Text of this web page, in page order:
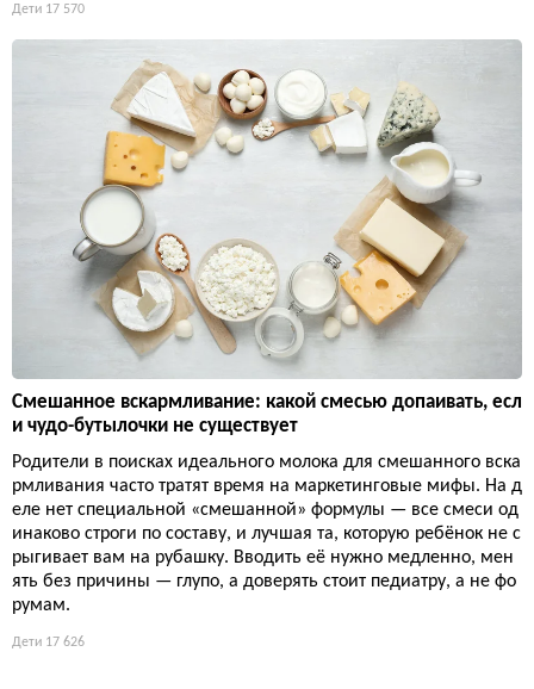
Дети 17 570
Смешанное вскармливание: какой смесью допаивать, есл
и чудо-бутылочки не существует
Родители в поисках идеального молока для смешанного вска
рмливания часто тратят время на маркетинговые мифы. На д
еле нет специальной «смешанной» формулы — все смеси од
инаково строги по составу, и лучшая та, которую ребёнок не с
рыгивает вам на рубашку. Вводить её нужно медленно, мен
ять без причины — глупо, а доверять стоит педиатру, а не фо
румам.
Дети 17 626